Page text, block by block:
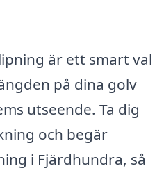
är ett smart val
på dina golv
utseende. Ta dig
och begär
i Fjärdhundra, så